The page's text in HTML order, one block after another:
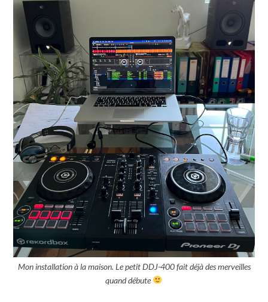
Mon installation à la maison. Le petit DDJ-400 fait déjà des merveilles
quand débute